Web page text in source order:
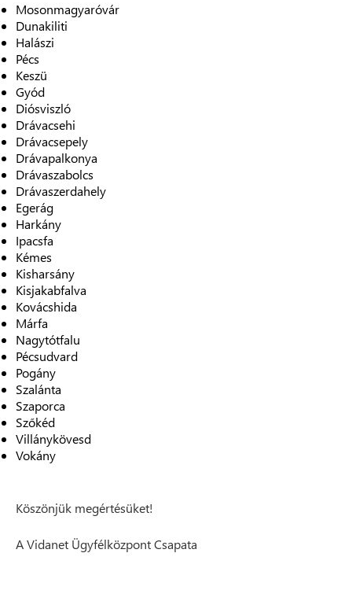
Mosonmagyaróvár
Dunakiliti
Halászi
Pécs
Keszü
Gyód
Diósviszló
Drávacsehi
Drávacsepely
Drávapalkonya
Drávaszabolcs
Drávaszerdahely
Egerág
Harkány
Ipacsfa
Kémes
Kisharsány
Kisjakabfalva
Kovácshida
Márfa
Nagytótfalu
Pécsudvard
Pogány
Szalánta
Szaporca
Szőkéd
Villánykövesd
Vokány
Köszönjük megértésüket!
A Vidanet Ügyfélközpont Csapata